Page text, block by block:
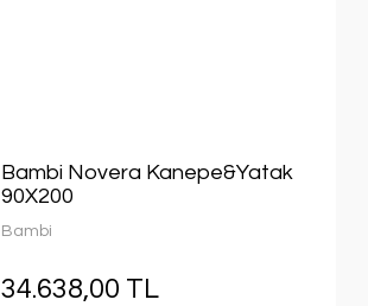
Bambi Novera Kanepe&Yatak
90X200
Bambi
34.638,00 TL